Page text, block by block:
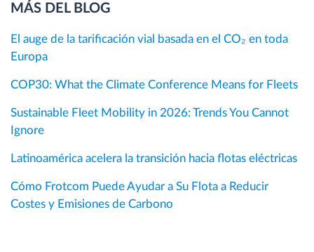
MÁS DEL BLOG
El auge de la tarificación vial basada en el CO₂ en toda
Europa
COP30: What the Climate Conference Means for Fleets
Sustainable Fleet Mobility in 2026: Trends You Cannot
Ignore
Latinoamérica acelera la transición hacia flotas eléctricas
Cómo Frotcom Puede Ayudar a Su Flota a Reducir
Costes y Emisiones de Carbono